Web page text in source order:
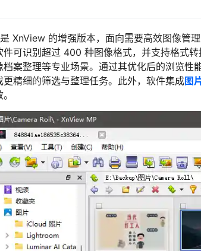
是 XnView 的增强版本，面向需要高效图像管
可识别超过 400 种图像格式，并支持格式
档案整理等专业场景。通过其优化后的浏览性
更精细的筛选与整理任务。此外，软件集成图